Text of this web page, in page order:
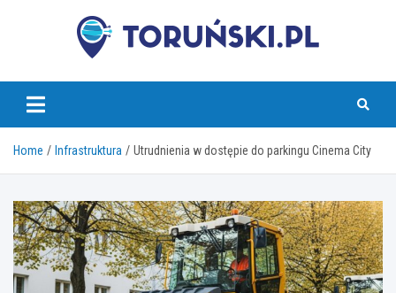
torunski.pl
Home Infrastruktura Utrudnienia w dostępie do parkingu Cinema City